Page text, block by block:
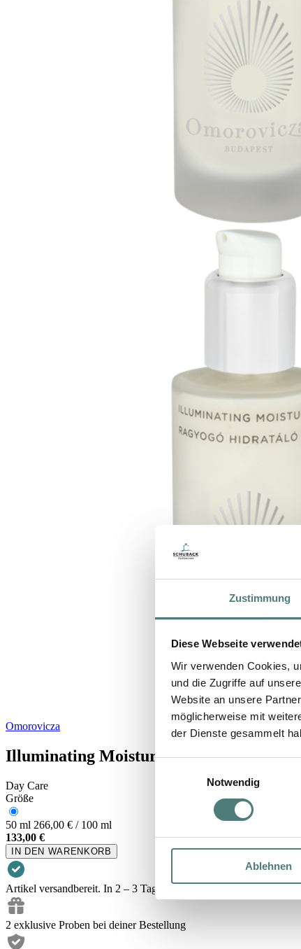
Zustimmung
Diese Webseite
Wir verwenden Cookies,
und die Zugriffe auf
Website an unsere
möglicherweise mit
der Dienste gesammelt
Einwilligungsauswahl
Notwendig
Ablehnen
Omorovicza
Illuminating Moisturiser
Day Care
Größe
50 ml 266,00 € / 100 ml
133,00 €
IN DEN WARENKORB
Artikel versandbereit. In 2 – 3 Tagen bei dir.
2 exklusive Proben bei deiner Bestellung